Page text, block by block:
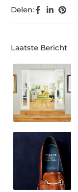
Delen:
Laatste Bericht